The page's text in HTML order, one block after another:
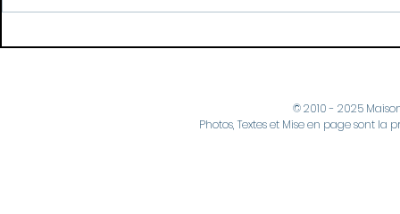
© 2010 - 2025
Photos, Textes et Mise en page sont